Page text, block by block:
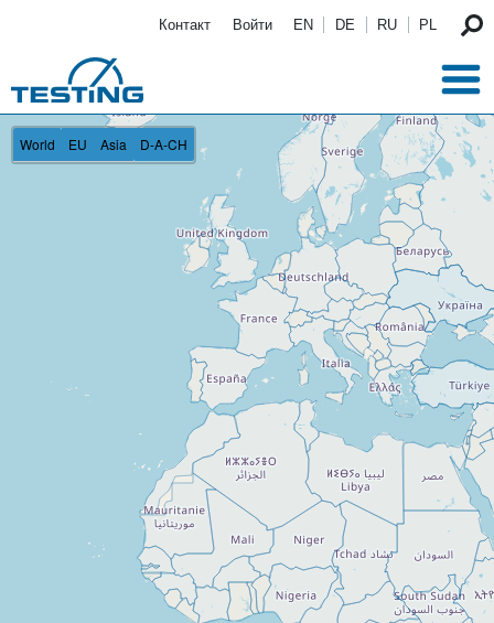
Контакт Войти EN DE RU PL
World EU Asia D-A-CH